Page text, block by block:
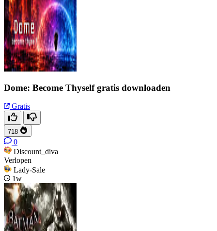
Dome: Become Thyself gratis downloaden
Gratis
718
0
Discount_diva
Verlopen
Lady-Sale
1w